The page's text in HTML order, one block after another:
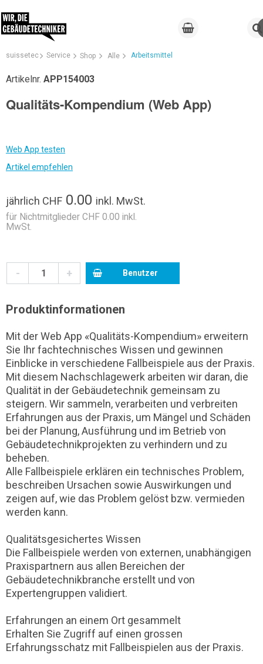
suissetec Service Shop Alle Arbeitsmittel
Artikelnr. APP154003
Qualitäts-Kompendium (Web App)
Web App testen
Artikel empfehlen
jährlich CHF 0.00 inkl. MwSt.
für Nichtmitglieder CHF 0.00 inkl.
MwSt.
- + Benutzer
Produktinformationen
Mit der Web App «Qualitäts-Kompendium» erweitern
Sie Ihr fachtechnisches Wissen und gewinnen
Einblicke in verschiedene Fallbeispiele aus der Praxis.
Mit diesem Nachschlagewerk arbeiten wir daran, die
Qualität in der Gebäudetechnik gemeinsam zu
steigern. Wir sammeln, verarbeiten und verbreiten
Erfahrungen aus der Praxis, um Mängel und Schäden
bei der Planung, Ausführung und im Betrieb von
Gebäudetechnikprojekten zu verhindern und zu
beheben.
Alle Fallbeispiele erklären ein technisches Problem,
beschreiben Ursachen sowie Auswirkungen und
zeigen auf, wie das Problem gelöst bzw. vermieden
werden kann.
Qualitätsgesichertes Wissen
Die Fallbeispiele werden von externen, unabhängigen
Praxispartnern aus allen Bereichen der
Gebäudetechnikbranche erstellt und von
Expertengruppen validiert.
Erfahrungen an einem Ort gesammelt
Erhalten Sie Zugriff auf einen grossen
Erfahrungsschatz mit Fallbeispielen aus der Praxis.